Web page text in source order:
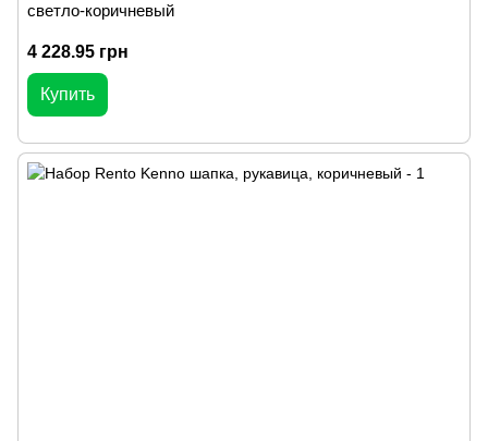
светло-коричневый
4 228.95 грн
Купить